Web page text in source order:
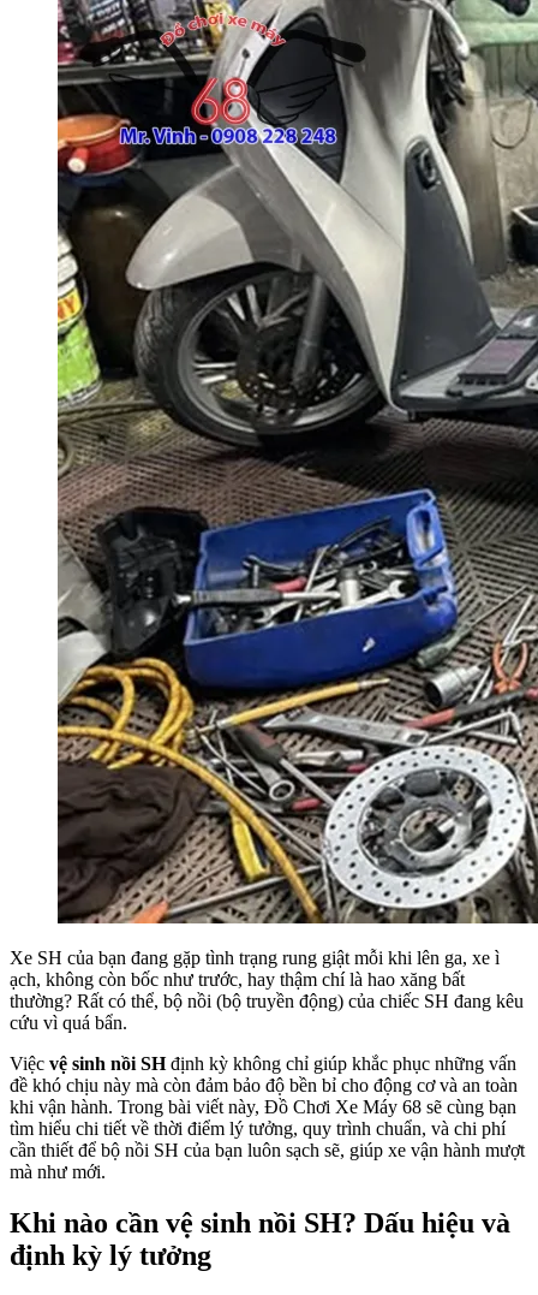
Xe SH của bạn đang gặp tình trạng rung giật mỗi khi lên ga, xe ì
ạch, không còn bốc như trước, hay thậm chí là hao xăng bất
thường? Rất có thể, bộ nồi (bộ truyền động) của chiếc SH đang kêu
cứu vì quá bẩn.
Việc vệ sinh nồi SHđịnh kỳ không chỉ giúp khắc phục những vấn
đề khó chịu này mà còn đảm bảo độ bền bỉ cho động cơ và an toàn
khi vận hành. Trong bài viết này, Đồ Chơi Xe Máy 68 sẽ cùng bạn
tìm hiểu chi tiết về thời điểm lý tưởng, quy trình chuẩn, và chi phí
cần thiết để bộ nồi SH của bạn luôn sạch sẽ, giúp xe vận hành mượt
mà như mới.
Khi nào cần vệ sinh nồi SH? Dấu hiệu và
định kỳ lý tưởng